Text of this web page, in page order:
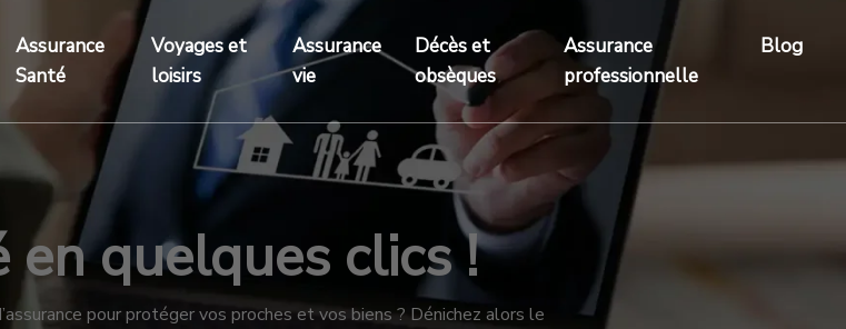
Assurance
Santé
Voyages et
loisirs
Assurance
vie
Décès et
obsèques
Assurance
professionnelle
Blog
en quelques clics !
pour protéger vos proches et vos biens ? Dénichez alors le